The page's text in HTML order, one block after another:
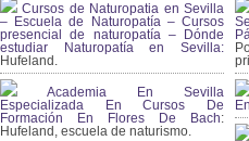
Cursos de Naturopatia en Sevilla
– Escuela de Naturopatía – Cursos
presencial de naturopatía – Dónde
estudiar Naturopatía en Sevilla:
Hufeland.
Academia En Sevilla
Especializada En Cursos De
Formación En Flores De Bach:
Hufeland, escuela de naturismo.